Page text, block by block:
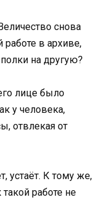
снова
работе в архиве,
на другую?
лице было
у человека,
отвлекая от
устаёт. К тому же,
работе не